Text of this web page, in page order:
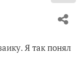
Я так понял